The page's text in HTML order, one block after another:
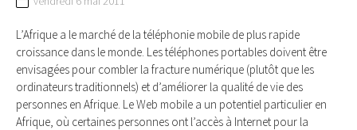
L’Afrique a le marché de la téléphonie mobile de plus rapide
croissance dans le monde. Les téléphones portables doivent être
envisagées pour combler la fracture numérique (plutôt que les
ordinateurs traditionnels) et d’améliorer la qualité de vie des
personnes en Afrique. Le Web mobile a un potentiel particulier en
Afrique, où certaines personnes ont l’accès à Internet pour la